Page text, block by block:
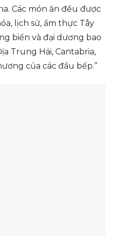
Các món ăn đều được
lịch sử, ẩm thực Tây
biển và đại dương bao
Trung Hải, Cantabria,
của các đầu bếp.”